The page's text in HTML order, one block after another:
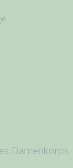
Damenkorps